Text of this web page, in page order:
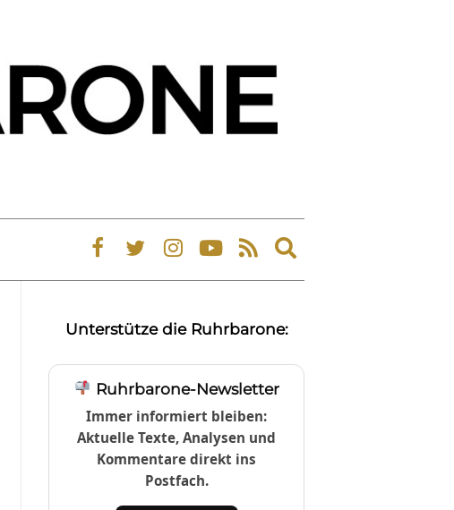
Expand
search
Unterstütze die Ruhrbarone:
Ruhrbarone-Newsletter
Immer informiert bleiben:
Aktuelle Texte, Analysen und
Kommentare direkt ins
Postfach.